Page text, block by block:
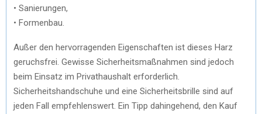
• Sanierungen,
• Formenbau.
Außer den hervorragenden Eigenschaften ist dieses Harz
geruchsfrei. Gewisse Sicherheitsmaßnahmen sind jedoch
beim Einsatz im Privathaushalt erforderlich.
Sicherheitshandschuhe und eine Sicherheitsbrille sind auf
jeden Fall empfehlenswert. Ein Tipp dahingehend, den Kauf